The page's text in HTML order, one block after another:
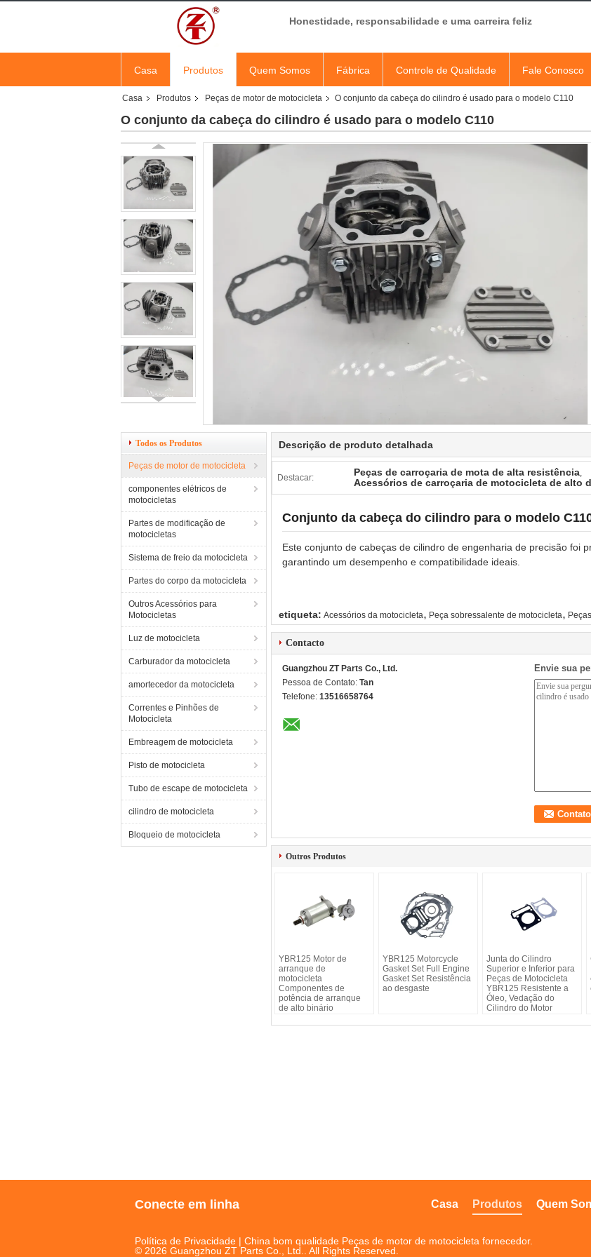
Honestidade, responsabilidade e uma carreira feliz
Casa Produtos Quem Somos Fábrica Controle de Qualidade Fale Conosco
Casa Produtos Peças de motor de motocicleta O conjunto da cabeça do cilindro é usado para o modelo C110
O conjunto da cabeça do cilindro é usado para o modelo C110
Todos os Produtos
Peças de motor de motocicleta
componentes elétricos de
motocicletas
Partes de modificação de
motocicletas
Sistema de freio da motocicleta
Partes do corpo da motocicleta
Outros Acessórios para
Motocicletas
Luz de motocicleta
Carburador da motocicleta
amortecedor da motocicleta
Correntes e Pinhões de
Motocicleta
Embreagem de motocicleta
Pisto de motocicleta
Tubo de escape de motocicleta
cilindro de motocicleta
Bloqueio de motocicleta
Descrição de produto detalhada
Destacar: Peças de carroçaria de mota de alta resistência,
Acessórios de carroçaria de motocicleta de alto
Conjunto da cabeça do cilindro para o modelo
Este conjunto de cabeças de cilindro de engenharia de precisão foi
garantindo um desempenho e compatibilidade ideais.
etiqueta: Acessórios da motocicleta, Peça sobressalente de motocicleta,
Contacto
Guangzhou ZT Parts Co., Ltd.
Pessoa de Contato: Tan
Telefone: 13516658764
Envie sua
Outros Produtos
YBR125 Motor de
arranque de
motocicleta
Componentes de
potência de arranque
de alto binário
YBR125 Motorcycle
Gasket Set Full Engine
Gasket Set Resistência
ao desgaste
Junta do Cilindro
Superior e Inferior para
Peças de Motocicleta
YBR125 Resistente a
Óleo, Vedação do
Cilindro do Motor
Conecte em linha Quem
Produtos
Casa
Política de Privacidade | China bom qualidade Peças de motor de motocicleta fornecedor.
© 2026 Guangzhou ZT Parts Co., Ltd.. All Rights Reserved.